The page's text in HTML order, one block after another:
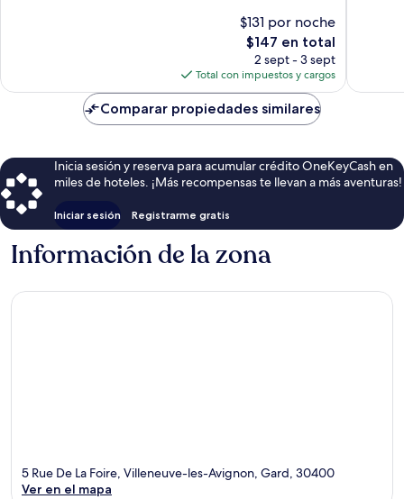
$131 por noche
El
precio
actual
es
de
$147
$147 en total
2 sept - 3 sept
Total con impuestos y cargos
Comparar propiedades similares
Inicia sesión y reserva para acumular crédito OneKeyCash en
miles de hoteles. ¡Más recompensas te llevan a más aventuras!
Iniciar sesión Registrarme gratis
Información de la zona
5 Rue De La Foire, Villeneuve-les-Avignon, Gard, 30400
Ver en el mapa